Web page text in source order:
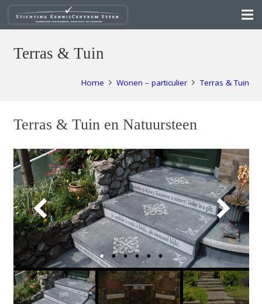
Terras & Tuin
Home Wonen – particulier Terras & Tuin
Terras & Tuin en Natuursteen